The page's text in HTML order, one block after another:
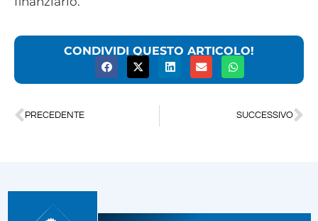
CONDIVIDI QUESTO ARTICOLO!
PRECEDENTE SUCCESSIVO